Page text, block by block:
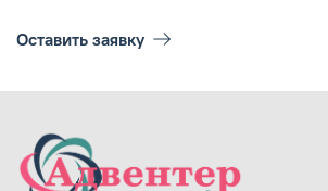
Оставить заявку